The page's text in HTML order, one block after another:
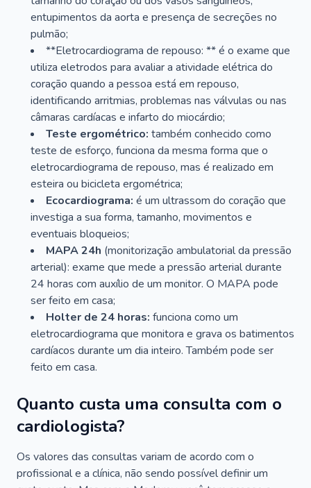
entupimentos da aorta e presença de secreções no
pulmão;
**Eletrocardiograma de repouso: ** é o exame que
utiliza eletrodos para avaliar a atividade elétrica do
coração quando a pessoa está em repouso,
identificando arritmias, problemas nas válvulas ou nas
câmaras cardíacas e infarto do miocárdio;
Teste ergométrico: também conhecido como
teste de esforço, funciona da mesma forma que o
eletrocardiograma de repouso, mas é realizado em
esteira ou bicicleta ergométrica;
Ecocardiograma: é um ultrassom do coração que
investiga a sua forma, tamanho, movimentos e
eventuais bloqueios;
MAPA 24h (monitorização ambulatorial da pressão
arterial): exame que mede a pressão arterial durante
24 horas com auxílio de um monitor. O MAPA pode
ser feito em casa;
Holter de 24 horas: funciona como um
eletrocardiograma que monitora e grava os batimentos
cardíacos durante um dia inteiro. Também pode ser
feito em casa.
Quanto custa uma consulta com o
cardiologista?
Os valores das consultas variam de acordo com o
profissional e a clínica, não sendo possível definir um